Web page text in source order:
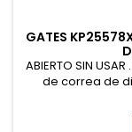
GATES
ABIERTO SIN
de correa de